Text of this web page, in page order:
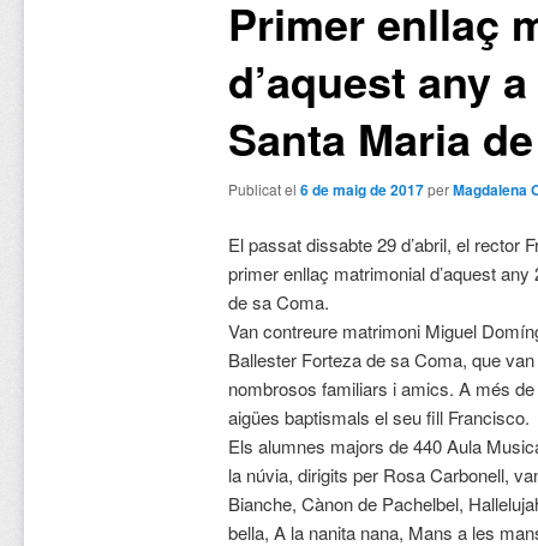
Primer enllaç
d’aquest any
Santa Maria
Publicat el 6 de maig de 2017perMagdalena
El passat dissabte 29 d’abril, el rector
primer enllaç matrimonial d’aquest
de sa Coma.
Van contreure matrimoni Miguel
Ballester Forteza de sa Coma, que
nombrosos familiars i amics. A més
aigües baptismals el seu fill Francisco.
Els alumnes majors de 440 Aula
la núvia, dirigits per Rosa Carbonell,
Bianche, Cànon de Pachelbel,
bella, A la nanita nana, Mans a les